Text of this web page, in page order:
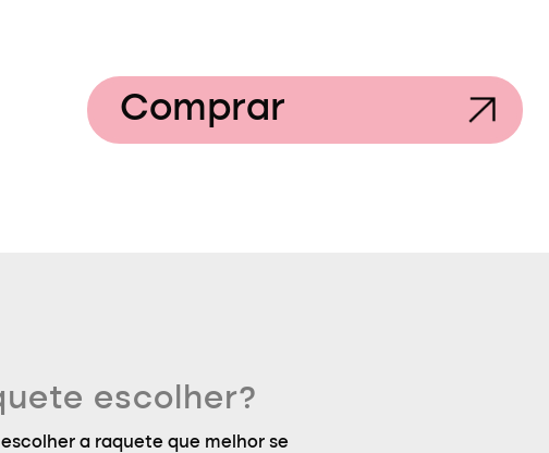
Comprar
escolher?
a raquete que melhor se